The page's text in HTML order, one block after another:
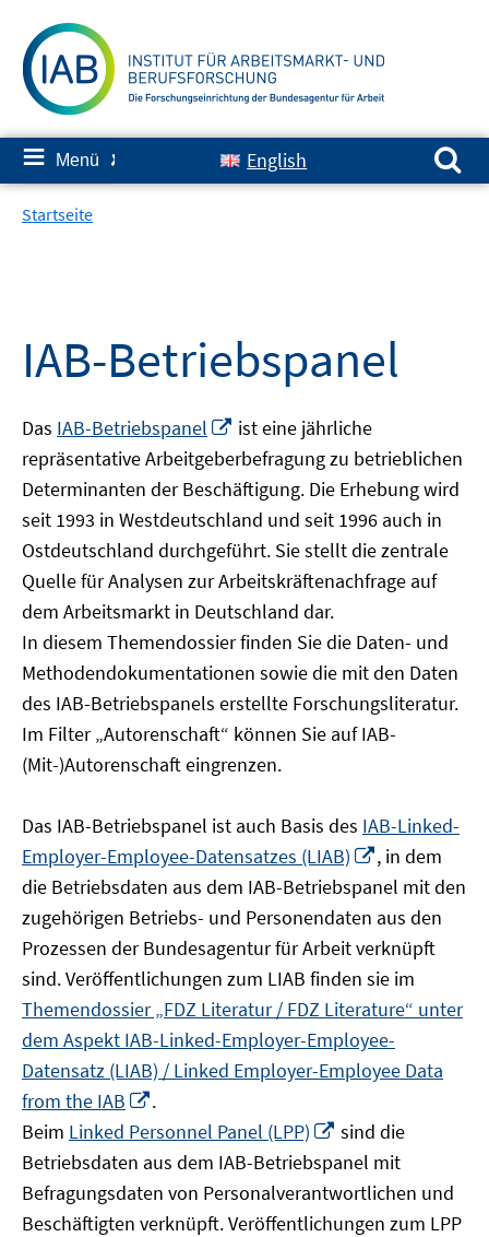
zum
Inhalt
≡ Menü ✘ English
Suchen nach:
Startseite
IAB-Betriebspanel
Das IAB-Betriebspanel
In
neuem
Fenster
öffnen
ist eine jährliche
repräsentative Arbeitgeberbefragung zu betrieblichen
Determinanten der Beschäftigung. Die Erhebung wird
seit 1993 in Westdeutschland und seit 1996 auch in
Ostdeutschland durchgeführt. Sie stellt die zentrale
Quelle für Analysen zur Arbeitskräftenachfrage auf
dem Arbeitsmarkt in Deutschland dar.
In diesem Themendossier finden Sie die Daten- und
Methodendokumentationen sowie die mit den Daten
des IAB-Betriebspanels erstellte Forschungsliteratur.
Im Filter „Autorenschaft“ können Sie auf IAB-
(Mit-)Autorenschaft eingrenzen.
Das IAB-Betriebspanel ist auch Basis des IAB-Linked-
Employer-Employee-Datensatzes (LIAB)
In
neuem
Fenster
öffnen
, in dem
die Betriebsdaten aus dem IAB-Betriebspanel mit den
zugehörigen Betriebs- und Personendaten aus den
Prozessen der Bundesagentur für Arbeit verknüpft
sind. Veröffentlichungen zum LIAB finden sie im
Themendossier „FDZ Literatur / FDZ Literature“ unter
dem Aspekt IAB-Linked-Employer-Employee-
Datensatz (LIAB) / Linked Employer-Employee Data
from the IAB
neuem
Fenster
öffnen
.
Beim Linked Personnel Panel (LPP)
In
neuem
Fenster
öffnen
sind die
Betriebsdaten aus dem IAB-Betriebspanel mit
Befragungsdaten von Personalverantwortlichen und
Beschäftigten verknüpft. Veröffentlichungen zum LPP